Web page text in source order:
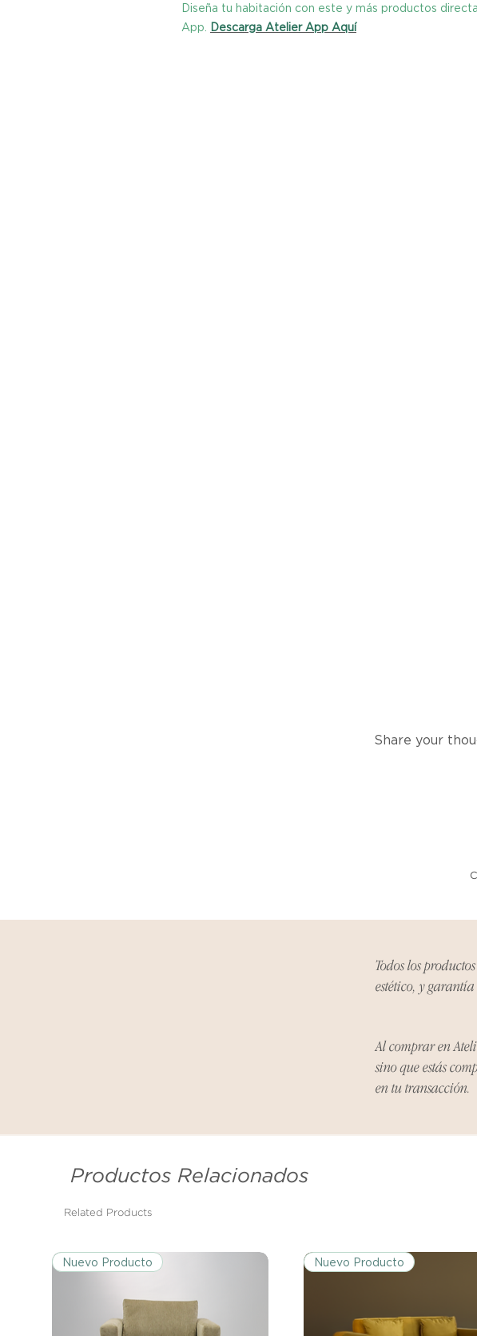
Diseña tu habitación con este y más productos
App.
Descarga Atelier App Aquí
Share your
Todos los
estético, y
Al comprar en
sino que estás
en tu transacción.
Productos Relacionados
Related Products
Nuevo Producto Nuevo Producto